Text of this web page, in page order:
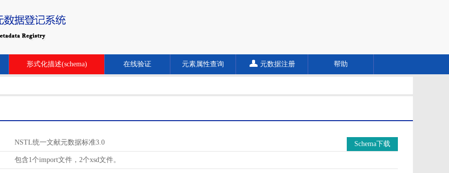
形式化描述(schema) 在线验证 元素属性查询 元数据注册 帮助
NSTL统一文献元数据标准3.0 Schema下载
包含1个import文件，2个xsd文件。